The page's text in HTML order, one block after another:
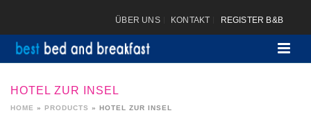
ÜBER UNS KONTAKT REGISTER B&B
HOTEL ZUR INSEL
HOME » PRODUCTS » HOTEL ZUR INSEL